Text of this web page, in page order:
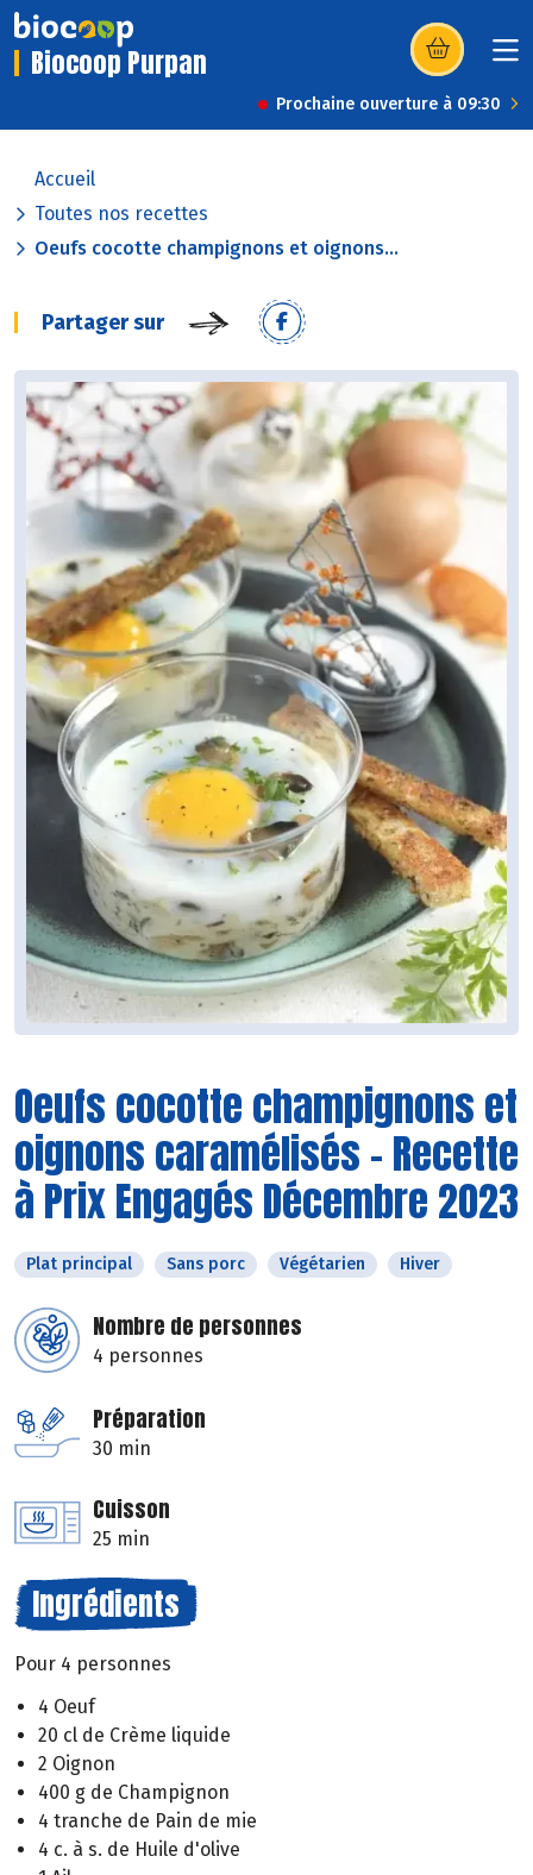
Biocoop Purpan (s’ouvre dans
Prochaine ouverture à 09:30
Accueil
Toutes nos recettes
Oeufs cocotte champignons et oignons...
Partager sur
Oeufs cocotte champignons et
oignons caramélisés - Recette
à Prix Engagés Décembre 2023
Plat principal Sans porc Végétarien Hiver
Nombre de personnes
4 personnes
Préparation
30 min
Cuisson
25 min
Ingrédients
Pour 4 personnes
4 Oeuf
20 cl de Crème liquide
2 Oignon
400 g de Champignon
4 tranche de Pain de mie
4 c. à s. de Huile d'olive